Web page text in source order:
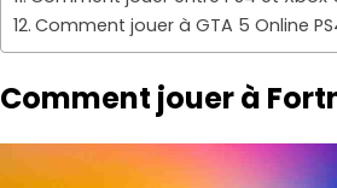
Comment jouer à GTA 5 Online
Comment jouer à